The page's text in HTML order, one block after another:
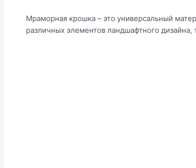
Мраморная крошка – это универсальный
различных элементов ландшафтного